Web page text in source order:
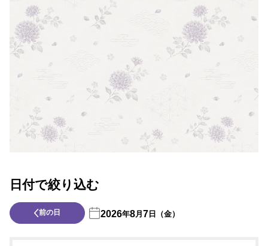
日付で絞り込む
前の日 2026年8月 7 日（金）